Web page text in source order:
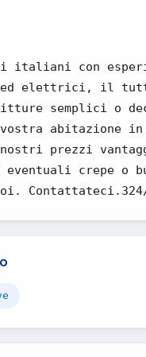
italiani con
elettrici, il tutto
semplici o
abitazione in
prezzi
eventuali crepe
Contattateci.324/